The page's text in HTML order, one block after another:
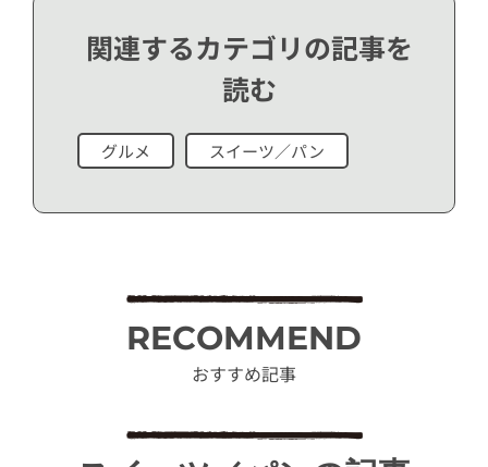
関連するカテゴリの記事を
読む
グルメ スイーツ／パン
RECOMMEND
おすすめ記事